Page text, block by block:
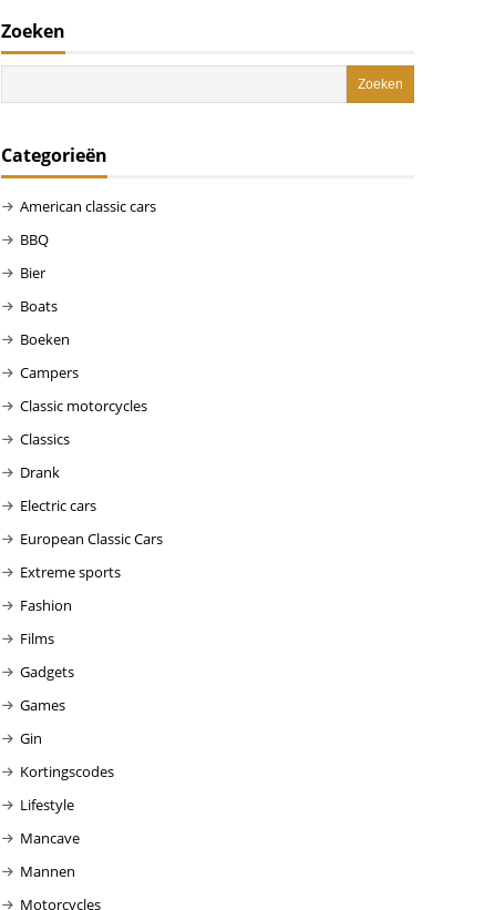
Zoeken
Categorieën
American classic cars
BBQ
Bier
Boats
Boeken
Campers
Classic motorcycles
Classics
Drank
Electric cars
European Classic Cars
Extreme sports
Fashion
Films
Gadgets
Games
Gin
Kortingscodes
Lifestyle
Mancave
Mannen
Motorcycles